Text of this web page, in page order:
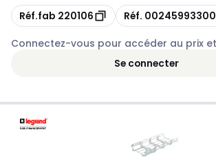
Copie
Réf.fab 220106 Copie
Réf. 00245993300
Connectez-vous pour accéder au prix
Se connecter